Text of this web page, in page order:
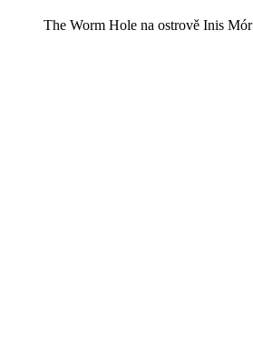
The Worm Hole na ostrově Inis Mór